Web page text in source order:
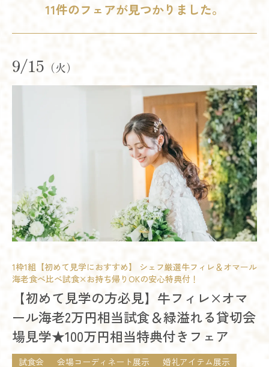
11件のフェアが見つかりました。
9/15 （火）
1枠1組【初めて見学におすすめ】 シェフ厳選牛フィレ＆オマール
海老食べ比べ試食×お持ち帰りOKの安心特典付！
【初めて見学の方必見】牛フィレ×オマ
ール海老2万円相当試食＆緑溢れる貸切会
場見学★100万円相当特典付きフェア
試食会 会場コーディネート展示 婚礼アイテム展示